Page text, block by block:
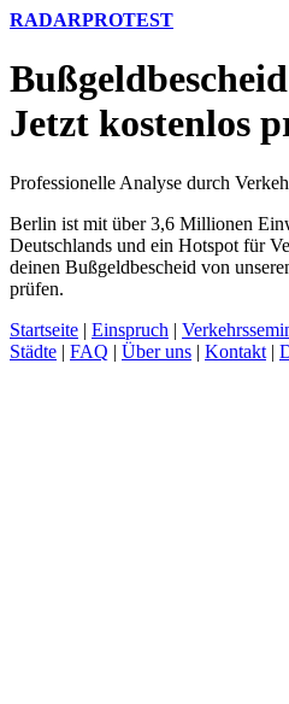
RADARPROTEST
Jetzt kostenlos
Professionelle Analyse durch
Berlin ist mit über 3,6 Millionen
Deutschlands und ein Hotspot für
deinen Bußgeldbescheid von
prüfen.
Startseite | Einspruch |
Städte | FAQ | Über uns | Kontakt |